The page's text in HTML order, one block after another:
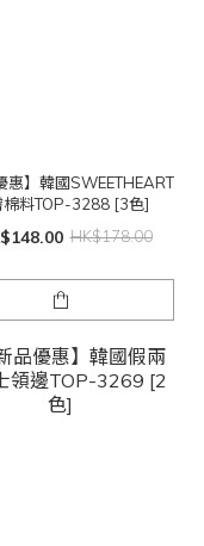
惠】韓國SWEETHEART
棉料TOP-3288 [3色]
HK$178.00